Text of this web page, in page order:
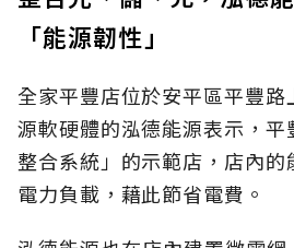
「能源韌性」
全家平豐店位於安平區平豐
源軟硬體的泓德能源表示，
整合系統」的示範店，店內
電力負載，藉此節省電費。